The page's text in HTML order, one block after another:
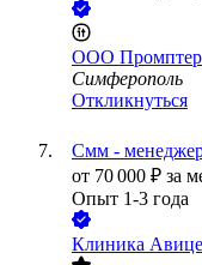
ООО Промптер
Симферополь
Откликнуться
Смм -
от 70 000 ₽ за
Опыт 1-3 года
Клиника